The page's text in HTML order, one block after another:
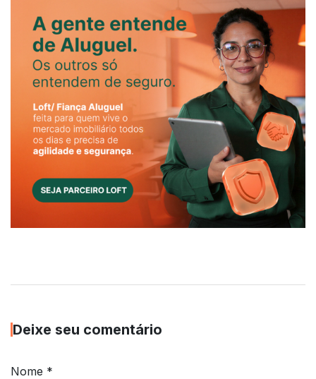
Deixe seu comentário
Nome *